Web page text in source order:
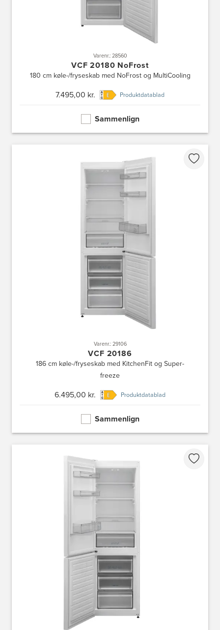
Varenr.: 28560
VCF 20180 NoFrost
180 cm køle-/fryseskab med NoFrost og MultiCooling
7.495,00 kr. Produktdatablad
Sammenlign
Varenr.: 29106
VCF 20186
186 cm køle-/fryseskab med KitchenFit og Super-
freeze
6.495,00 kr. Produktdatablad
Sammenlign